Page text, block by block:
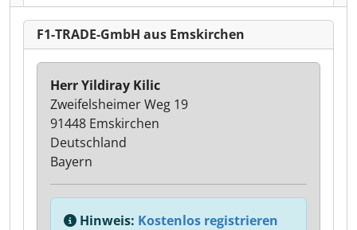
F1-TRADE-GmbH aus Emskirchen
Herr Yildiray Kilic
Zweifelsheimer Weg 19
91448 Emskirchen
Deutschland
Bayern
Hinweis: Kostenlos registrieren